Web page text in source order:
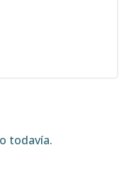
todavía.